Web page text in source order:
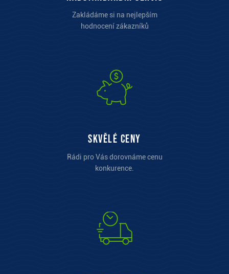
Zakládáme si na nejlepším
hodnocení zákazníků
Skvělé ceny
Rádi pro Vás dorovnáme cenu
konkurence.